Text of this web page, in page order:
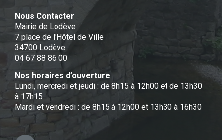
Nous Contacter
Mairie de Lodève
7 place de l'Hôtel de Ville
34700 Lodève
04 67 88 86 00
Nos horaires d’ouverture
Lundi, mercredi et jeudi : de 8h15 à 12h00 et de 13h30
à 17h15
Mardi et vendredi : de 8h15 à 12h00 et 13h30 à 16h30